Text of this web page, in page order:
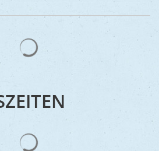
Suchergebnisse werden
Suchergebnisse werden